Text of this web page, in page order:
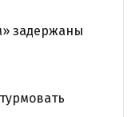
задержаны